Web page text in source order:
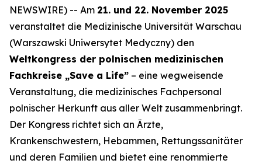
NEWSWIRE) -- Am 21. und 22. November 2025
veranstaltet die Medizinische Universität Warschau
(Warszawski Uniwersytet Medyczny) den
Weltkongress der polnischen medizinischen
Fachkreise „Save a Life” – eine wegweisende
Veranstaltung, die medizinisches Fachpersonal
polnischer Herkunft aus aller Welt zusammenbringt.
Der Kongress richtet sich an Ärzte,
Krankenschwestern, Hebammen, Rettungssanitäter
und deren Familien und bietet eine renommierte